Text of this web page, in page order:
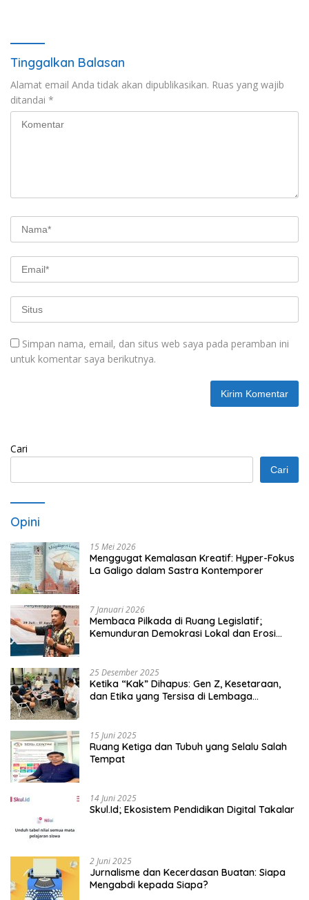
Tinggalkan Balasan
Alamat email Anda tidak akan dipublikasikan. Ruas yang wajib
ditandai *
Simpan nama, email, dan situs web saya pada peramban ini
untuk komentar saya berikutnya.
Cari
Cari
Opini
15 Mei 2026
Menggugat Kemalasan Kreatif: Hyper-Fokus
La Galigo dalam Sastra Kontemporer
7 Januari 2026
Membaca Pilkada di Ruang Legislatif;
Kemunduran Demokrasi Lokal dan Erosi
25 Desember 2025
Ketika “Kak” Dihapus: Gen Z, Kesetaraan,
dan Etika yang Tersisa di Lembaga
15 Juni 2025
Ruang Ketiga dan Tubuh yang Selalu Salah
Tempat
14 Juni 2025
Skul.Id; Ekosistem Pendidikan Digital Takalar
2 Juni 2025
Jurnalisme dan Kecerdasan Buatan: Siapa
Mengabdi kepada Siapa?